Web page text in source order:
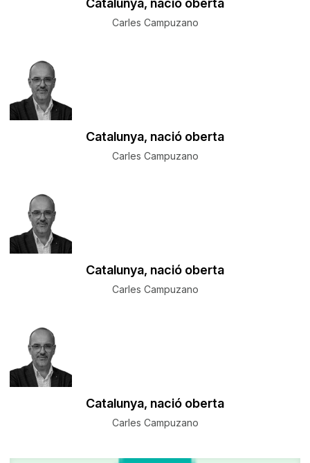
Catalunya, nació oberta
Carles Campuzano
Catalunya, nació oberta
Carles Campuzano
Catalunya, nació oberta
Carles Campuzano
Catalunya, nació oberta
Carles Campuzano